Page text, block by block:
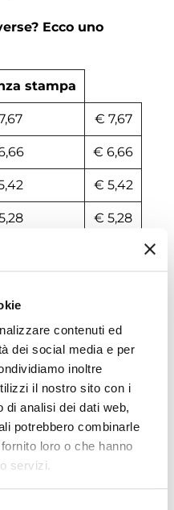
contenuti ed
dei social media e per
inoltre
il nostro sito con i
di analisi dei dati web,
potrebbero combinarle
loro o che hanno
servizi.
Ecco uno
stampa
€ 7,67
€ 6,66
€ 5,42
€ 5,28
€ 4,71
€ 4,71
€ 4,68
€ 4,65